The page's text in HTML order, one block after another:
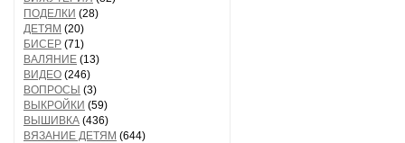
ПОДЕЛКИ (28)
ДЕТЯМ (20)
БИСЕР (71)
ВАЛЯНИЕ (13)
ВИДЕО (246)
ВОПРОСЫ (3)
ВЫКРОЙКИ (59)
ВЫШИВКА (436)
ВЯЗАНИЕ ДЕТЯМ (644)